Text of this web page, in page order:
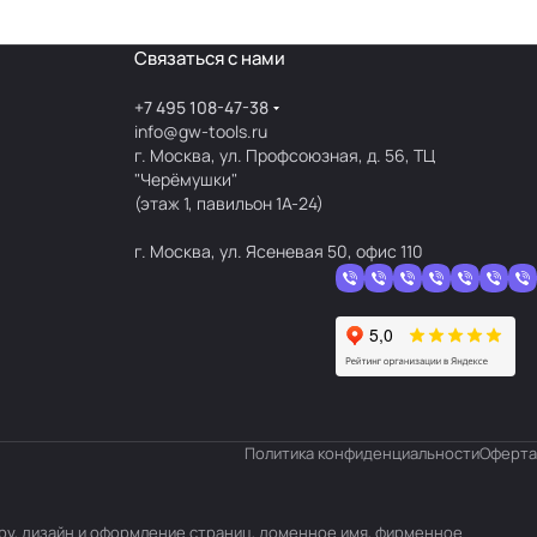
Связаться с нами
+7 495 108-47-38
info@gw-tools.ru
г. Москва, ул. Профсоюзная, д. 56, ТЦ
"Черёмушки"
(этаж 1, павильон 1А-24)
г. Москва, ул. Ясеневая 50, офис 110
Политика конфиденциальностиОферта
дизайн и оформление страниц, доменное имя, фирменное